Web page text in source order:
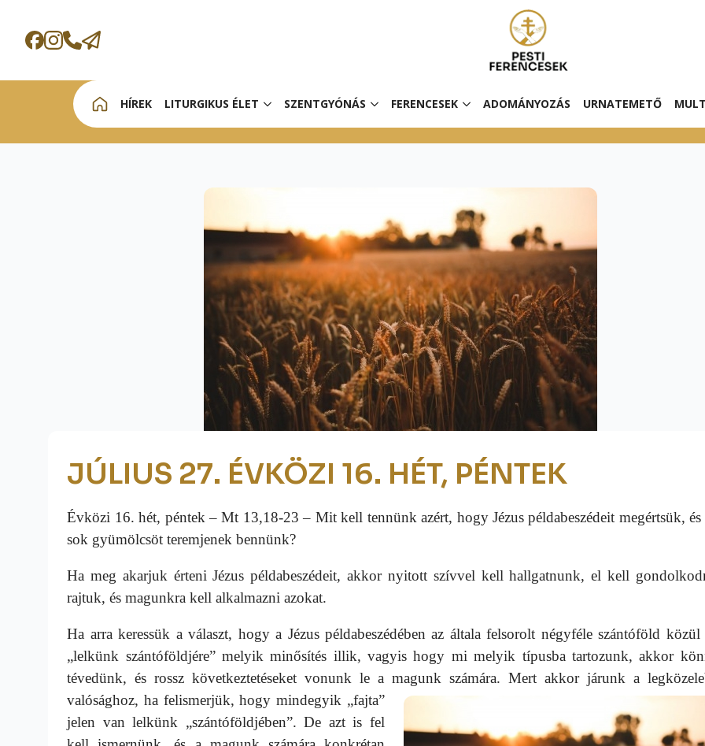
HÍREK LITURGIKUS ÉLET SZENTGYÓNÁS FERENCESEK ADOMÁNYOZÁS URNATEMETŐ
JÚLIUS 27. ÉVKÖZI 16. HÉT, PÉNTEK
Évközi 16. hét, péntek – Mt 13,18-23 – Mit kell tennünk azért, hogy Jézus példabeszédeit megértsük, és
sok gyümölcsöt teremjenek bennünk?
Ha meg akarjuk érteni Jézus példabeszédeit, akkor nyitott szívvel kell hallgatnunk, el kell
rajtuk, és magunkra kell alkalmazni azokat.
Ha arra keressük a választ, hogy a Jézus példabeszédében az általa felsorolt négyféle szántóföld
„lelkünk szántóföldjére” melyik minősítés illik, vagyis hogy mi melyik típusba tartozunk, akkor
tévedünk, és rossz következtetéseket vonunk le a magunk számára. Mert akkor járunk a
valósághoz, ha felismerjük, hogy mindegyik „fajta”
jelen van lelkünk „szántóföldjében”. De azt is fel